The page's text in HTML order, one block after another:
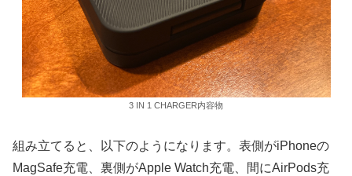
3 IN 1 CHARGER内容物
組み立てると、以下のようになります。表側がiPhoneの
MagSafe充電、裏側がApple Watch充電、間にAirPods充